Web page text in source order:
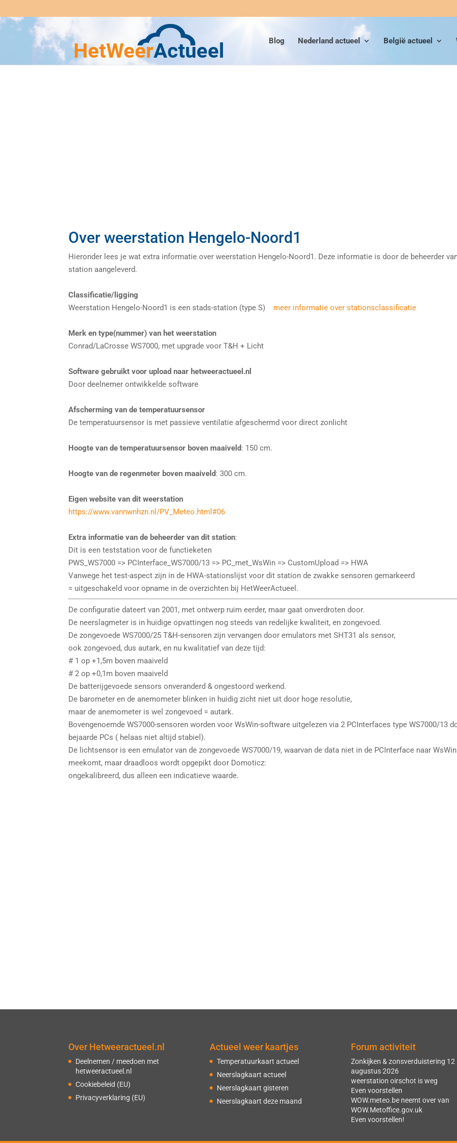
Blog Nederland actueel België actueel
Over weerstation Hengelo-Noord1
Hieronder lees je wat extra informatie over weerstation Hengelo-Noord1. Deze informatie is door de beheerder
station aangeleverd.
Classificatie/ligging
Weerstation Hengelo-Noord1 is een stads-station (type S) meer informatie over stationsclassificatie
Merk en type(nummer) van het weerstation
Conrad/LaCrosse WS7000, met upgrade voor T&H + Licht
Software gebruikt voor upload naar hetweeractueel.nl
Door deelnemer ontwikkelde software
Afscherming van de temperatuursensor
De temperatuursensor is met passieve ventilatie afgeschermd voor direct zonlicht
Hoogte van de temperatuursensor boven maaiveld: 150 cm.
Hoogte van de regenmeter boven maaiveld: 300 cm.
Eigen website van dit weerstation
https://www.vannwnhzn.nl/PV_Meteo.html#06
Extra informatie van de beheerder van dit station:
Dit is een teststation voor de functieketen
PWS_WS7000 => PCInterface_WS7000/13 => PC_met_WsWin => CustomUpload => HWA
Vanwege het test-aspect zijn in de HWA-stationslijst voor dit station de zwakke sensoren gemarkeerd
= uitgeschakeld voor opname in de overzichten bij HetWeerActueel.
De configuratie dateert van 2001, met ontwerp ruim eerder, maar gaat onverdroten door.
De neerslagmeter is in huidige opvattingen nog steeds van redelijke kwaliteit, en zongevoed.
De zongevoede WS7000/25 T&H-sensoren zijn vervangen door emulators met SHT31 als sensor,
ook zongevoed, dus autark, en nu kwalitatief van deze tijd:
# 1 op +1,5m boven maaiveld
# 2 op +0,1m boven maaiveld
De batterijgevoede sensors onveranderd & ongestoord werkend.
De barometer en de anemometer blinken in huidig zicht niet uit door hoge resolutie,
maar de anemometer is wel zongevoed = autark.
Bovengenoemde WS7000-sensoren worden voor WsWin-software uitgelezen via 2 PCInterfaces type WS7000/13
bejaarde PCs ( helaas niet altijd stabiel).
De lichtsensor is een emulator van de zongevoede WS7000/19, waarvan de data niet in de PCInterface naar WsWin
meekomt, maar draadloos wordt opgepikt door Domoticz:
ongekalibreerd, dus alleen een indicatieve waarde.
Over Hetweeractueel.nl
Deelnemen / meedoen met
hetweeractueel.nl
Cookiebeleid (EU)
Privacyverklaring (EU)
Actueel weer kaartjes
Temperatuurkaart actueel
Neerslagkaart actueel
Neerslagkaart gisteren
Neerslagkaart deze maand
Forum activiteit
Zonkijken & zonsverduistering 12
augustus 2026
weerstation oirschot is weg
Even voorstellen
WOW.meteo.be neemt over van
WOW.Metoffice.gov.uk
Even voorstellen!